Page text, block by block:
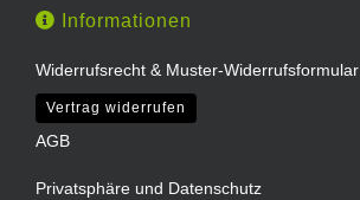
Informationen
Widerrufsrecht & Muster-Widerrufsformular
Vertrag widerrufen
AGB
Privatsphäre und Datenschutz